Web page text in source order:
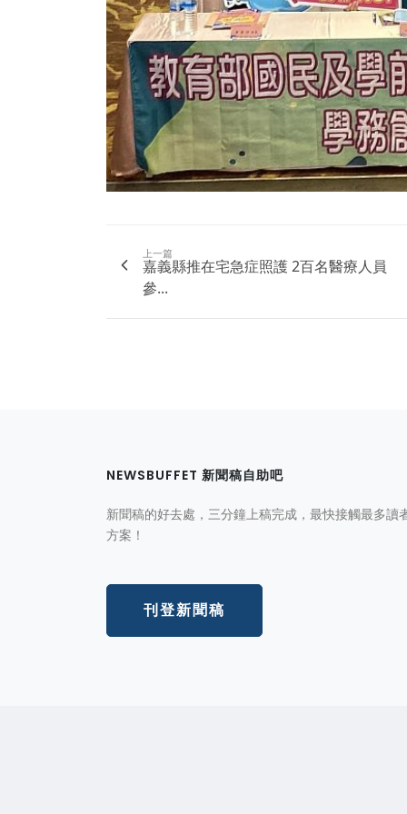
上一篇
嘉義縣推在宅急症照護 2百名醫療人員
參...
NEWSBUFFET 新聞稿自助吧
新聞稿的好去處，三分鐘上稿完成，最快接觸最多讀
方案！
刊登新聞稿